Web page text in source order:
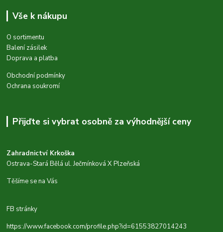
Vše k nákupu
O sortimentu
Balení zásilek
Doprava a platba
Obchodní podmínky
Ochrana soukromí
Přijďte si vybrat osobně za výhodnější ceny
Zahradnictví Krkoška
Ostrava-Stará Bělá ul. Ječmínková X Plzeňská
Těšíme se na Vás
FB stránky
https://www.facebook.com/profile.php?id=61553827014243